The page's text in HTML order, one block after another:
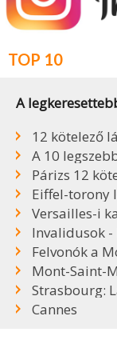
TOP 10
A
12 kötelező
A 10
Párizs 12
Eiffel-torony
Versailles-i
Invalidusok
Felvonók a
Mont-Saint-
Strasbourg:
Cannes